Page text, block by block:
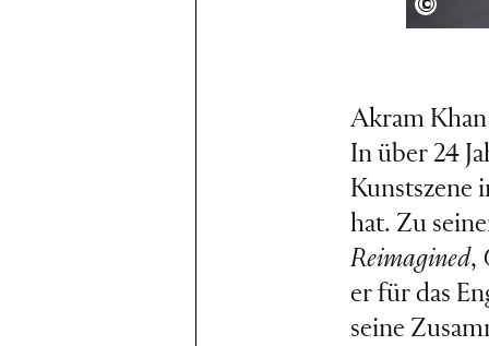
Akram
In über 24
Kunstszene
hat. Zu
Reimagined,
er für das
seine